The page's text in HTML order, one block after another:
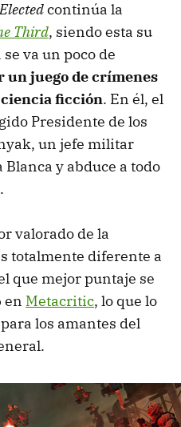
continúa la
Third, siendo esta su
va un poco de
un juego de crímenes
ciencia ficción. En él, el
Presidente de los
un jefe militar
y abduce a todo
valorado de la
totalmente diferente a
que mejor puntaje se
en Metacritic, lo que lo
los amantes del